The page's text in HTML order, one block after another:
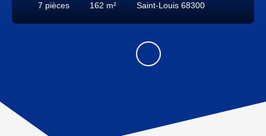
7 pièces 162 m² Saint-Louis 68300